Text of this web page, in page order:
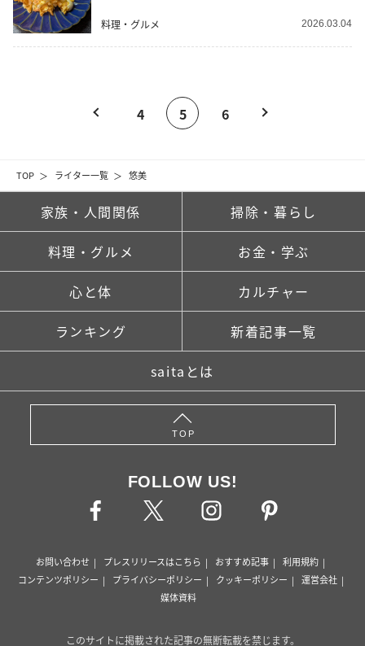
TOP ライター一覧 悠美
料理・グルメ 2026.03.04
4 5 6
家族・人間関係 掃除・暮らし
料理・グルメ お金・学ぶ
心と体 カルチャー
ランキング 新着記事一覧
saitaとは
TOP
FOLLOW US!
お問い合わせ プレスリリースはこちら おすすめ記事
利用規約
コンテンツポリシー
プライバシーポリシー クッキーポリシー
運営会社
媒体資料
このサイトに掲載された記事の無断転載を禁じます。